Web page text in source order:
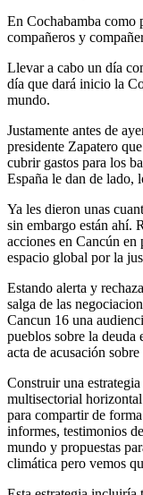
En Cochabamba como
compañeros y
Llevar a cabo un día
día que dará inicio la
mundo.
Justamente antes de
presidente Zapatero
cubrir gastos para los
España le dan de lado,
Ya les dieron unas
sin embargo están ahí.
acciones en Cancún
espacio global por la
Estando alerta y
salga de las
Cancun 16 una
pueblos sobre la
acta de acusación
Construir una
multisectorial
para compartir de
informes, testimonios
mundo y propuestas
climática pero vemos